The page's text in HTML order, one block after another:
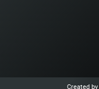
Created by